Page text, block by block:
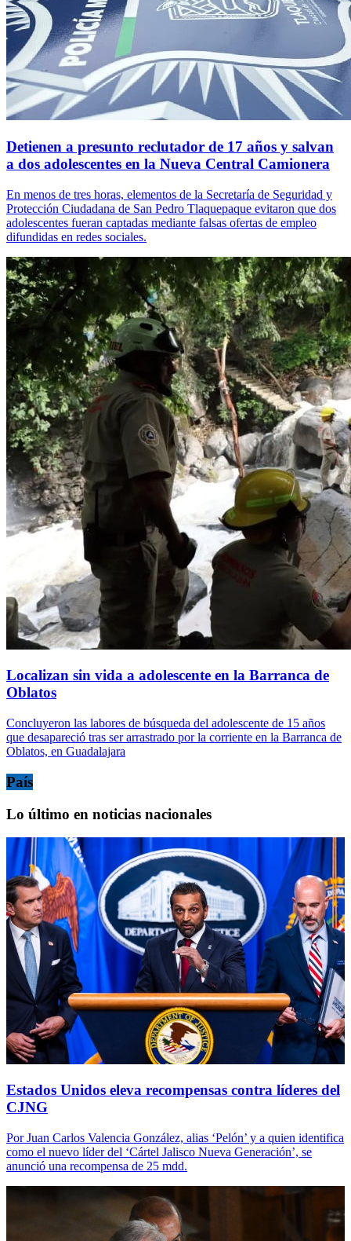
Detienen a presunto reclutador de 17 años y salvan
a dos adolescentes en la Nueva Central Camionera
En menos de tres horas, elementos de la Secretaría de Seguridad y
Protección Ciudadana de San Pedro Tlaquepaque evitaron que dos
adolescentes fueran captadas mediante falsas ofertas de empleo
difundidas en redes sociales.
Localizan sin vida a adolescente en la Barranca de
Oblatos
Concluyeron las labores de búsqueda del adolescente de 15 años
que desapareció tras ser arrastrado por la corriente en la Barranca de
Oblatos, en Guadalajara
País
Lo último en noticias nacionales
Estados Unidos eleva recompensas contra líderes del
CJNG
Por Juan Carlos Valencia González, alias ‘Pelón’ y a quien identifica
como el nuevo líder del ‘Cártel Jalisco Nueva Generación’, se
anunció una recompensa de 25 mdd.